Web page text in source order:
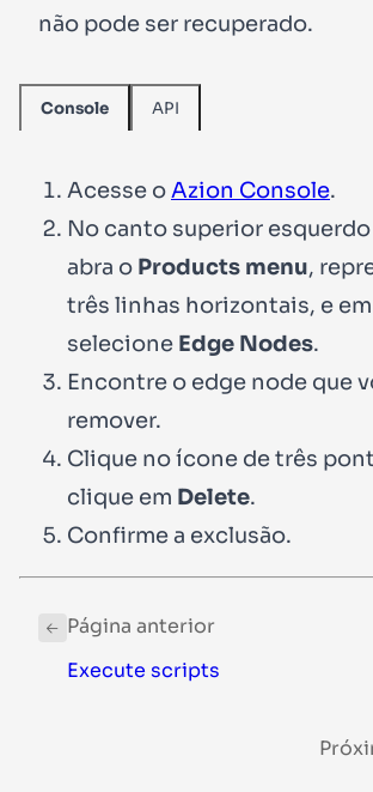
não pode ser recuperado.
Console API
Acesse oAzion Console.
No canto superior
abra o Products menu,
três linhas horizontais, e
selecione Edge Nodes.
Encontre o edge node que
remover.
Clique no ícone de três
clique em Delete.
Confirme a exclusão.
Página anterior
Execute scripts